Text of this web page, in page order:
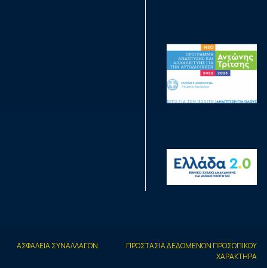
ΑΣΦΑΛΕΙΑ ΣΥΝΑΛΛΑΓΩΝ
ΠΡΟΣΤΑΣΙΑ ΔΕΔΟΜΕΝΩΝ ΠΡΟΣΩΠΙΚΟΥ
ΧΑΡΑΚΤΗΡΑ